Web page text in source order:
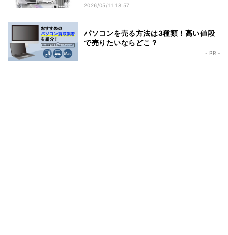
2026/05/11 18:57
パソコンを売る方法は3種類！高い値段
で売りたいならどこ？
- PR -